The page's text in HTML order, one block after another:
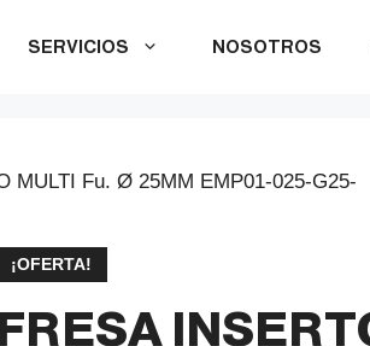
SERVICIOS NOSOTROS
MULTI Fu. Ø 25MM EMP01-025-G25-
¡OFERTA!
FRESA